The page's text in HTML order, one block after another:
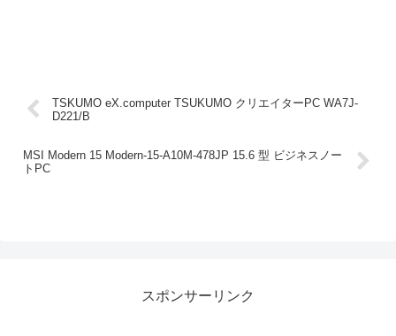
TSKUMO eX.computer TSUKUMO クリエイターPC WA7J-
D221/B
MSI Modern 15 Modern-15-A10M-478JP 15.6 型 ビジネスノー
トPC
スポンサーリンク